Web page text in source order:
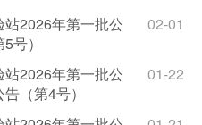
2026年第一批公
号）
02-01
2026年第一批公
（第4号）
01-22